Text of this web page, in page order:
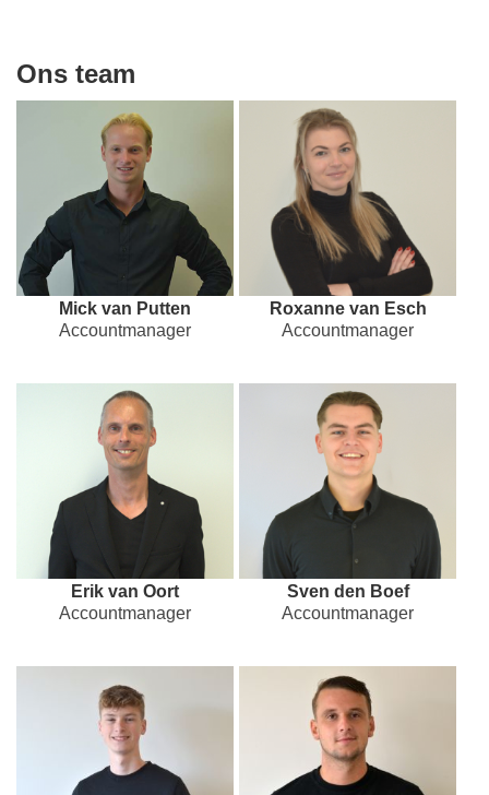
Ons team
Mick van Putten
Accountmanager
Roxanne van Esch
Accountmanager
Erik van Oort
Accountmanager
Sven den Boef
Accountmanager